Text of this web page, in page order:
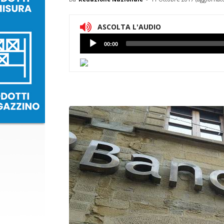
ASCOLTA L'AUDIO
Lettore
Audio
00:00